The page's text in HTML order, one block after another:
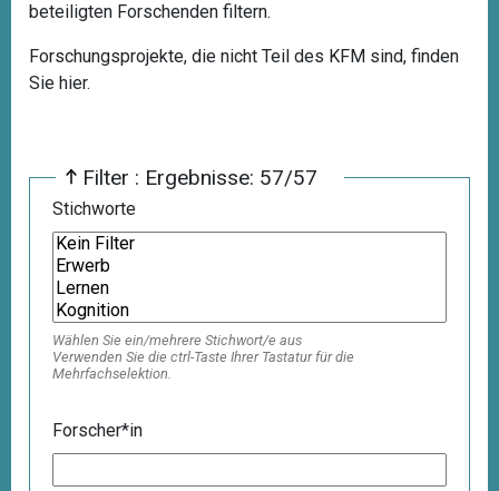
beteiligten Forschenden filtern.
Forschungsprojekte, die nicht Teil des KFM sind, finden
Sie hier.
Filter : Ergebnisse: 57/57
Stichworte
Wählen Sie ein/mehrere Stichwort/e aus
Verwenden Sie die ctrl-Taste Ihrer Tastatur für die
Mehrfachselektion.
Forscher*in